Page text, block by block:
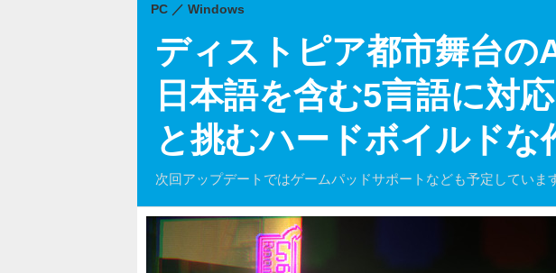
ディストピア都市舞台の
日本語を含む5言語に対
と挑むハードボイルドな
次回アップデートではゲームパッドサポートなども予定していま
PC Windows